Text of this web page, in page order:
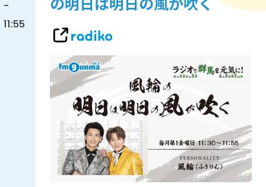
-
11:55
の明日は明日の風が吹く